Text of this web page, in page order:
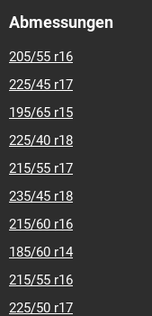
Abmessungen
205/55 r16
225/45 r17
195/65 r15
225/40 r18
215/55 r17
235/45 r18
215/60 r16
185/60 r14
215/55 r16
225/50 r17